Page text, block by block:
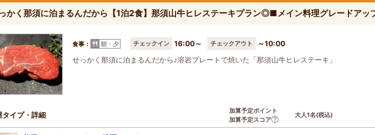
かく那須に泊まるんだから【1泊2食】那須山牛ヒレステーキプラン◎■メイン料理グレードアッ
食事： 朝・夕 チェックイン 16:00～ チェックアウト
～10:00
せっかく那須に泊まるんだから♪溶岩プレートで焼いた「那須山牛ヒレステーキ」
タイプ・詳細
加算予定ポイント
加算予定スコア
大人1名(税込)